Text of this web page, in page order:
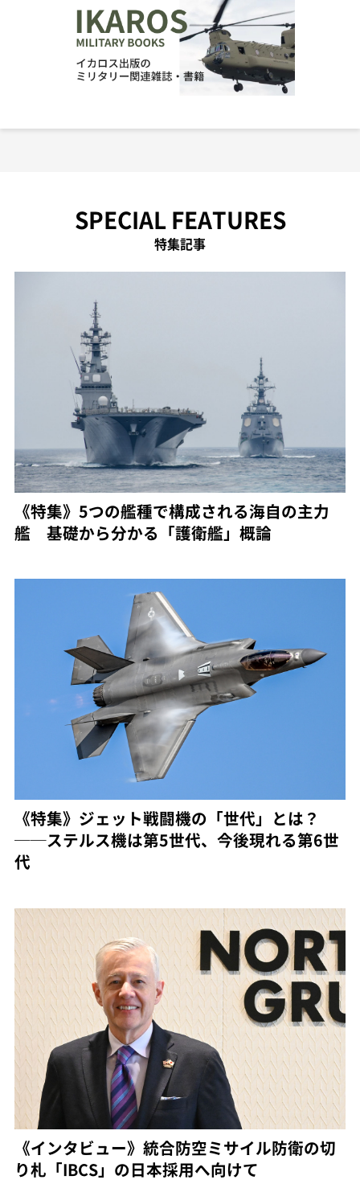
SPECIAL FEATURES
特集記事
《特集》5つの艦種で構成される海自の主力
艦 基礎から分かる「護衛艦」概論
《特集》ジェット戦闘機の「世代」とは？
──ステルス機は第5世代、今後現れる第6世
代
《インタビュー》統合防空ミサイル防衛の切
り札「IBCS」の日本採用へ向けて